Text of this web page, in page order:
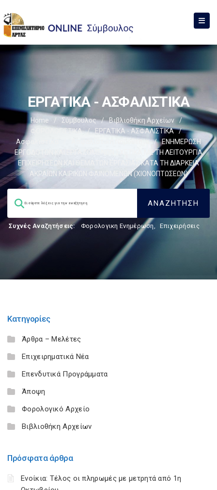
ΕΡΓΑΤΙΚΑ - ΑΣΦΑΛΙΣΤΙΚΑ
Home / Σύμβουλος / Βιβλιοθήκη Αρχείων
/
ΦΟΡΟΛΟΓΙΣΤΙΚΑ
/ ΕΡΓΑΤΙΚΑ - ΑΣΦΑΛΙΣΤΙΚΑ
/
Ασφαλιστικά
Ασφαλιστική Νομοθεσία /
ΕΝΗΜΕΡΩΣΗ
ΕΡΓΟΔΟΤΩΝ ΚΑΙ ΕΡΓΑΖΟΜΕΝΩΝ ΣΧΕΤΙΚΑ ΜΕ ΤΗ ΛΕΙΤΟΥΡΓΙΑ
ΕΠΙΧΕΙΡΗΣΕΩΝ ΚΑΙ ΘΕΜΑΤΩΝ ΕΡΓΑΣΙΑΣ ΚΑΤΑ ΤΗ ΔΙΑΡΚΕΙΑ
ΑΚΡΑΙΩΝ ΚΑΙΡΙΚΩΝ ΦΑΙΝΟΜΕΝΩΝ (ΧΙΟΝΟΠΤΩΣΕΩΝ)
Συχνές Αναζητήσεις: Φορολογικη Ενημέρωση, Επιχειρήσεις
Κατηγορίες
Άρθρα – Μελέτες
Επιχειρηματικά Νέα
Επενδυτικά Προγράμματα
Άποψη
Φορολογικό Αρχείο
Βιβλιοθήκη Αρχείων
Πρόσφατα άρθρα
Ενοίκια: Τέλος οι πληρωμές με μετρητά από 1η